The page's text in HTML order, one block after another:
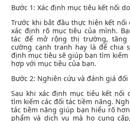
Bước 1: Xác định mục tiêu kết nối
Trước khi bắt đầu thực hiện kết
xác định rõ mục tiêu của mình.
tác để mở rộng thị trường, tăng
cường cạnh tranh hay là để chia
định mục tiêu sẽ giúp bạn tìm kiếm
hợp với mục tiêu của bạn.
Bước 2: Nghiên cứu và đánh giá
Sau khi xác định mục tiêu kết nối
tìm kiếm các đối tác tiềm năng.
tác tiềm năng giúp bạn hiểu rõ
phẩm và dịch vụ mà họ cung